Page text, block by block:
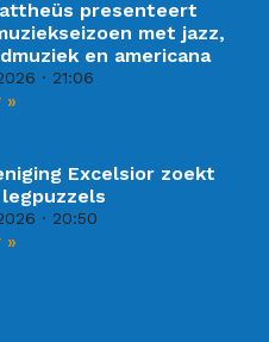
presenteert
met jazz,
en americana
21:06
»
Excelsior zoekt
20:50
»